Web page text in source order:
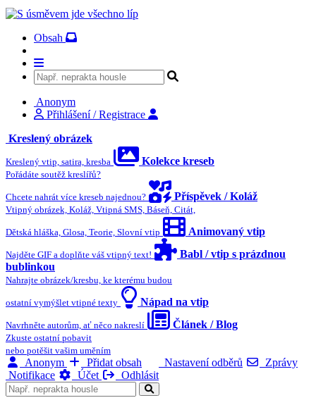
Obsah
Anonym
Přihlášení / Registrace
Kreslený obrázek
Kreslený vtip, satira, kresba Kolekce kreseb
Pořádáte soutěž kreslířů?
Chcete nahrát více kreseb najednou? Příspěvek / Koláž
Vtipný obrázek, Koláž, Vtipná SMS, Báseň, Citát,
Dětská hláška, Glosa, Teorie, Slovní vtip Animovaný vtip
Najděte GIF a doplňte váš vtipný text!
Babl / vtip s prázdnou
bublinkou
Nahrajte obrázek/kresbu, ke kterému budou
ostatní vymýšlet vtipné texty Nápad na vtip
Navrhněte autorům, ať něco nakreslí Článek / Blog
Zkuste ostatní pobavit
nebo potěšit vašim uměním
Anonym Přidat obsah Nastavení odběrů
Zprávy
Notifikace
Účet Odhlásit